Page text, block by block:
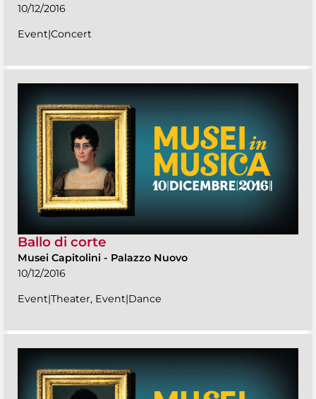
10/12/2016
Event|Concert
Ballo di corte
Musei Capitolini - Palazzo Nuovo
10/12/2016
Event|Theater, Event|Dance